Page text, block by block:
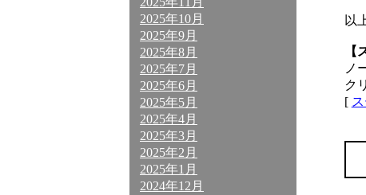
2025年10月
2025年9月
2025年8月
2025年7月
2025年6月
2025年5月
2025年4月
2025年3月
2025年2月
2025年1月
2024年12月
以
【
ノ
ク
[